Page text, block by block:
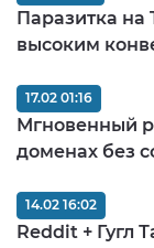
Паразитка
высоким
Мгновенный
доменах без
17.02 01:16
Reddit + Гугл
14.02 16:02